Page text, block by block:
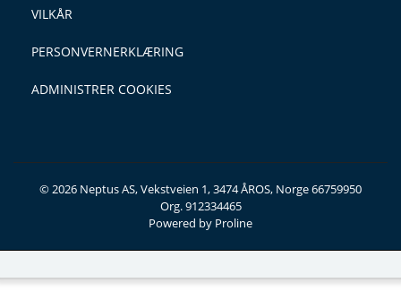
VILKÅR
PERSONVERNERKLÆRING
ADMINISTRER COOKIES
© 2026 Neptus AS, Vekstveien 1, 3474 ÅROS, Norge 66759950
Org. 912334465
Powered by Proline